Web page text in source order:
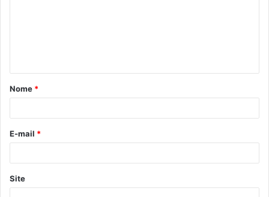
á
r
*
Nome *
E-mail *
Site